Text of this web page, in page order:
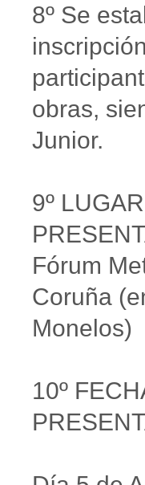
8º Se
obras,
Junior.
9º
Fórum
Coruña
Monelos)
10º